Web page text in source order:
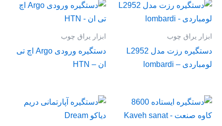
ابزار یراق چوب
دستگیره رزت مدل L2952
لومباردی – lombardi
ابزار یراق چوب
دستگیره ورودی Argo اچ تی
ان – HTN